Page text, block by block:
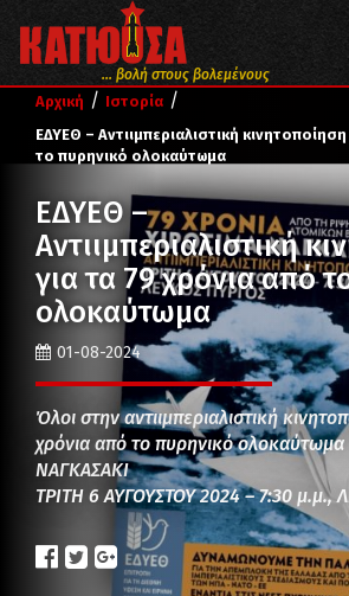
... βολή στους βολεμένους
Αρχική / Ιστορία /
ΕΔΥΕΘ – Αντιιμπεριαλιστική
το πυρηνικό ολοκαύτωμα
ΕΔΥΕΘ –
Αντιιμπεριαλιστική
για τα 79 χρόνια από
ολοκαύτωμα
01-08-2024
Όλοι στην αντιιμπεριαλιστική
χρόνια από το πυρηνικό
ΝΑΓΚΑΣΑΚΙ
ΤΡΙΤΗ 6 ΑΥΓΟΥΣΤΟΥ 2024 – 7:30 μ.μ.,